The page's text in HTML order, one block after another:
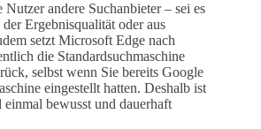
andere Suchanbieter – sei es
Ergebnisqualität oder aus
setzt Microsoft Edge nach
die Standardsuchmaschine
selbst wenn Sie bereits Google
eingestellt hatten. Deshalb ist
bewusst und dauerhaft